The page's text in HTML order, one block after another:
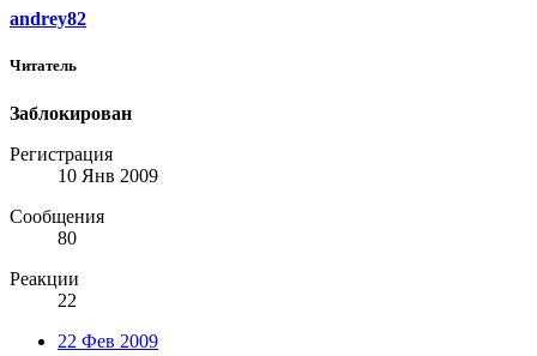
andrey82
Читатель
Заблокирован
Регистрация
10 Янв 2009
Сообщения
80
Реакции
22
22 Фев 2009